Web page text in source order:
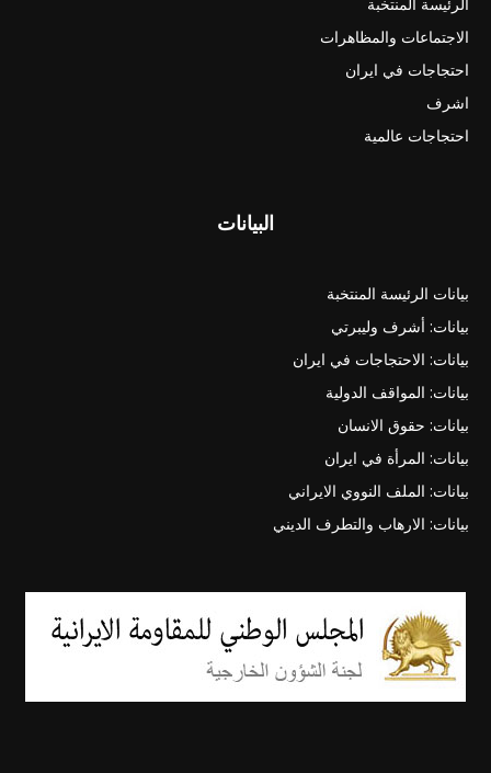
الاجتماعات والمظاهرات
احتجاجات في ايران
اشرف
احتجاجات عالمية
البيانات
بيانات الرئيسة المنتخبة
بيانات: أشرف وليبرتي
بيانات: الاحتجاجات في ايران
بيانات: المواقف الدولية
بيانات: حقوق الانسان
بيانات: المرأة في ايران
بيانات: الملف النووي الايراني
بيانات: الارهاب والتطرف الديني